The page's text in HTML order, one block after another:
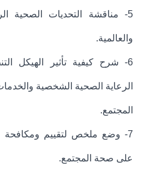
5- مناقشة التحديات الصحية
والعالمية.
6- شرح كيفية تأثير الهيكل
الرعاية الصحية الشخصية
المجتمع.
7- وضع ملخص لتقييم ومكافحة
على صحة المجتمع.